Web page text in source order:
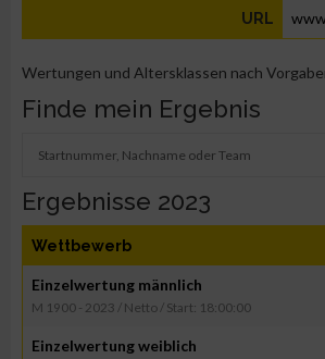
URL
Wertungen und Altersklassen nach
Finde mein Ergebnis
Ergebnisse 2023
Wettbewerb
Einzelwertung männlich
M 1900 - 2023 / Netto / Start: 18:00:00
Einzelwertung weiblich